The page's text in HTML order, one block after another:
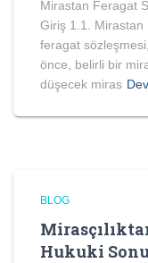
Mirastan Feragat
Giriş 1.1. Mirastan
feragat
önce, belirli bir
düşecek miras
BLOG
Hukuki